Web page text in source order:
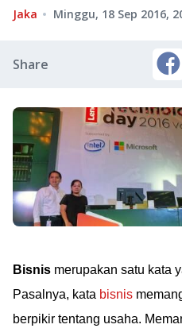
Jaka Minggu, 18 Sep 2016,
Share
Bisnis merupakan satu kata
Pasalnya, kata bisnis
berpikir tentang usaha.